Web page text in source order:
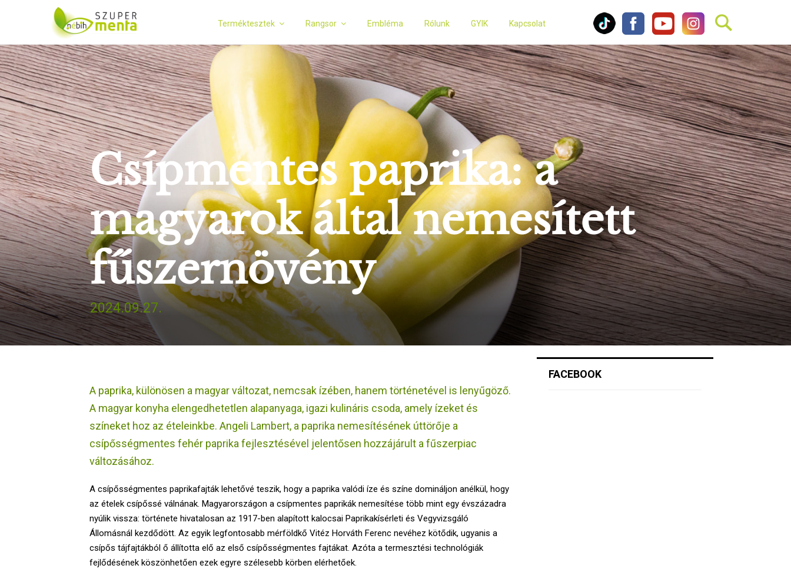
Terméktesztek Rangsor Embléma Rólunk GYIK Kapcsolat
Csípmentes paprika: a
magyarok által nemesített
fűszernövény
2024.09.27.
A paprika, különösen a magyar változat, nemcsak ízében, hanem történetével is lenyűgöző.
A magyar konyha elengedhetetlen alapanyaga, igazi kulináris csoda, amely ízeket és
színeket hoz az ételeinkbe. Angeli Lambert, a paprika nemesítésének úttörője a
csípősségmentes fehér paprika fejlesztésével jelentősen hozzájárult a fűszerpiac
változásához.
A csípősségmentes paprikafajták lehetővé teszik, hogy a paprika valódi íze és színe domináljon anélkül, hogy
az ételek csípőssé válnának. Magyarországon a csípmentes paprikák nemesítése több mint egy évszázadra
nyúlik vissza: története hivatalosan az 1917-ben alapított kalocsai Paprikakísérleti és Vegyvizsgáló
Állomásnál kezdődött. Az egyik legfontosabb mérföldkő Vitéz Horváth Ferenc nevéhez kötődik, ugyanis a
csípős tájfajtákból ő állította elő az első csípősségmentes fajtákat. Azóta a termesztési technológiák
fejlődésének köszönhetően ezek egyre szélesebb körben elérhetőek.
FACEBOOK